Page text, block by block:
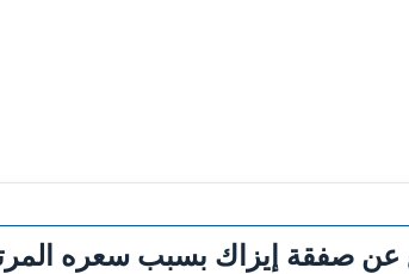
عن صفقة إيزاك بسبب سعره